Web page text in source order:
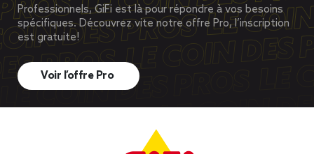
Professionnels, GiFi est là pour répondre à vos besoins
spécifiques. Découvrez vite notre offre Pro, l’inscription
est gratuite!
Voir l’offre Pro